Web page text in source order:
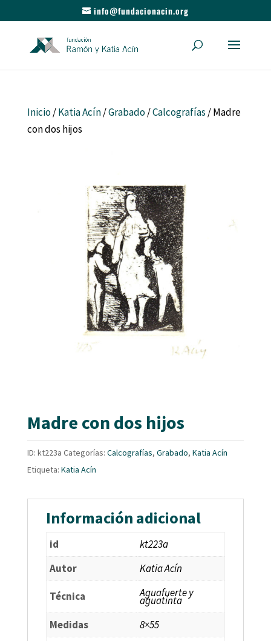
info@fundacionacin.org
Inicio/Katia Acín/Grabado/Calcografías / Madre
con dos hijos
Madre con dos hijos
ID: kt223a Categorías: Calcografías, Grabado, Katia Acín
Etiqueta: Katia Acín
Información adicional
id
kt223a
Autor
Katia Acín
Técnica Aguafuerte y
aguatinta
Medidas
8×55